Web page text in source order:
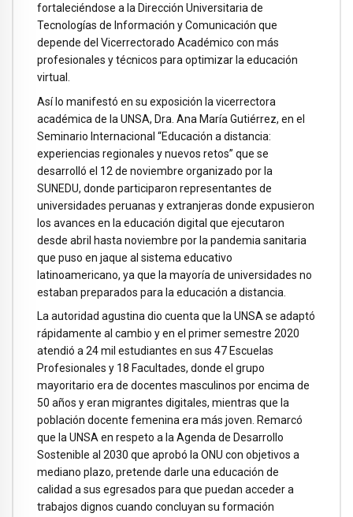
fortaleciéndose a la Dirección Universitaria de
Tecnologías de Información y Comunicación que
depende del Vicerrectorado Académico con más
profesionales y técnicos para optimizar la educación
virtual.
Así lo manifestó en su exposición la vicerrectora
académica de la UNSA, Dra. Ana María Gutiérrez, en el
Seminario Internacional “Educación a distancia:
experiencias regionales y nuevos retos” que se
desarrolló el 12 de noviembre organizado por la
SUNEDU, donde participaron representantes de
universidades peruanas y extranjeras donde expusieron
los avances en la educación digital que ejecutaron
desde abril hasta noviembre por la pandemia sanitaria
que puso en jaque al sistema educativo
latinoamericano, ya que la mayoría de universidades no
estaban preparados para la educación a distancia.
La autoridad agustina dio cuenta que la UNSA se adaptó
rápidamente al cambio y en el primer semestre 2020
atendió a 24 mil estudiantes en sus 47 Escuelas
Profesionales y 18 Facultades, donde el grupo
mayoritario era de docentes masculinos por encima de
50 años y eran migrantes digitales, mientras que la
población docente femenina era más joven. Remarcó
que la UNSA en respeto a la Agenda de Desarrollo
Sostenible al 2030 que aprobó la ONU con objetivos a
mediano plazo, pretende darle una educación de
calidad a sus egresados para que puedan acceder a
trabajos dignos cuando concluyan su formación